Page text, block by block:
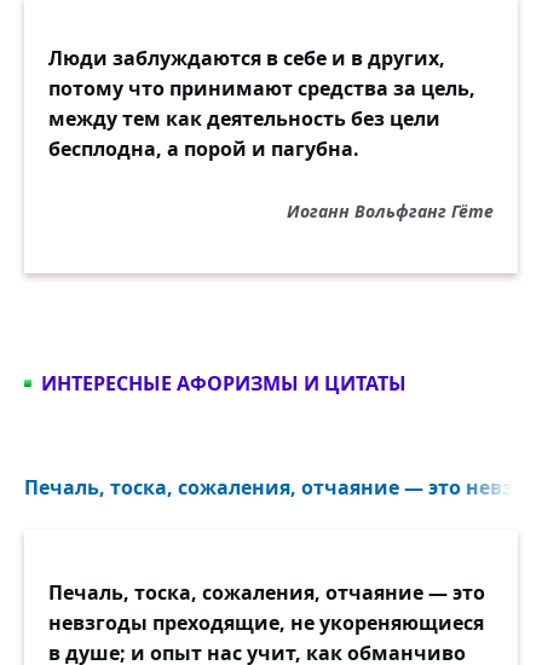
Люди заблуждаются в себе и в других,
потому что принимают средства за цель,
между тем как деятельность без цели
бесплодна, а порой и пагубна.
Иоганн Вольфганг Гёте
ИНТЕРЕСНЫЕ АФОРИЗМЫ И ЦИТАТЫ
Печаль, тоска, сожаления, отчаяние — это
Печаль, тоска, сожаления, отчаяние — это
невзгоды преходящие, не укореняющиеся
в душе; и опыт нас учит, как обманчиво